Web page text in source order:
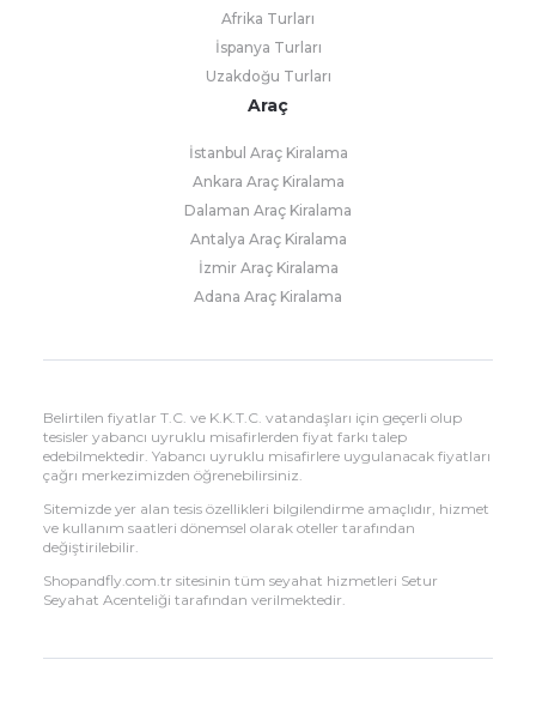
Afrika Turları
İspanya Turları
Uzakdoğu Turları
Araç
İstanbul Araç Kiralama
Ankara Araç Kiralama
Dalaman Araç Kiralama
Antalya Araç Kiralama
İzmir Araç Kiralama
Adana Araç Kiralama
Belirtilen fiyatlar T.C. ve K.K.T.C. vatandaşları için geçerli olup
tesisler yabancı uyruklu misafirlerden fiyat farkı talep
edebilmektedir. Yabancı uyruklu misafirlere uygulanacak fiyatları
çağrı merkezimizden öğrenebilirsiniz.
Sitemizde yer alan tesis özellikleri bilgilendirme amaçlıdır, hizmet
ve kullanım saatleri dönemsel olarak oteller tarafından
değiştirilebilir.
Shopandfly.com.tr sitesinin tüm seyahat hizmetleri Setur
Seyahat Acenteliği tarafından verilmektedir.